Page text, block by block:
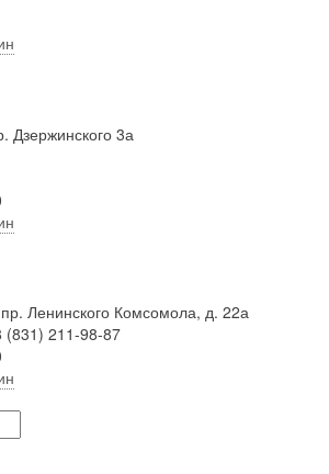
Дзержинского 3а
Ленинского Комсомола, д. 22а
(831) 211-98-87